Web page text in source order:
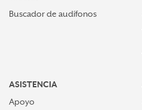
Buscador de audífonos
ASISTENCIA
Apoyo